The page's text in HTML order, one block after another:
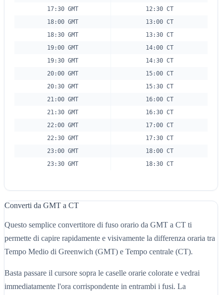
17:30 GMT
12:30 CT
18:00 GMT
13:00 CT
18:30 GMT
13:30 CT
19:00 GMT
14:00 CT
19:30 GMT
14:30 CT
20:00 GMT
15:00 CT
20:30 GMT
15:30 CT
21:00 GMT
16:00 CT
21:30 GMT
16:30 CT
22:00 GMT
17:00 CT
22:30 GMT
17:30 CT
23:00 GMT
18:00 CT
23:30 GMT
18:30 CT
Converti da GMT a CT
Questo semplice convertitore di fuso orario da GMT a CT ti
permette di capire rapidamente e visivamente la differenza oraria tra
Tempo Medio di Greenwich (GMT) e Tempo centrale (CT).
Basta passare il cursore sopra le caselle orarie colorate e vedrai
immediatamente l'ora corrispondente in entrambi i fusi. La